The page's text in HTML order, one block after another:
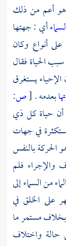
هو أعم من ذلك
أي : جهتها
أنواع وكان
الحياة فقال
الإحياء يستغرق
بعدمه .[ص:
أن حياة كل ذي
في جهات
الحركة بالنفس
والإجراء فلم
من السماء إلى
على الخلق في
بخلاف مستمر ما
حالة واختلاف